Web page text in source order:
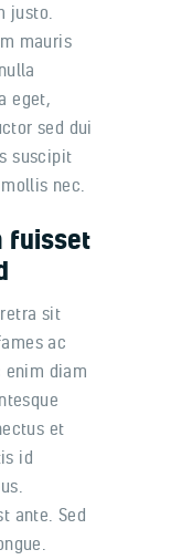
justo.
mauris
eget,
sed dui
suscipit
nec.
fuisset
sit
ac
enim diam
et
id
ante. Sed